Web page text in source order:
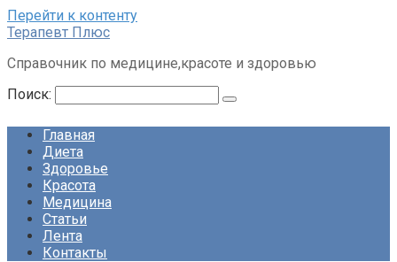
Перейти к контенту
Терапевт Плюс
Справочник по медицине,красоте и здоровью
Поиск:
Главная
Диета
Здоровье
Красота
Медицина
Статьи
Лента
Контакты